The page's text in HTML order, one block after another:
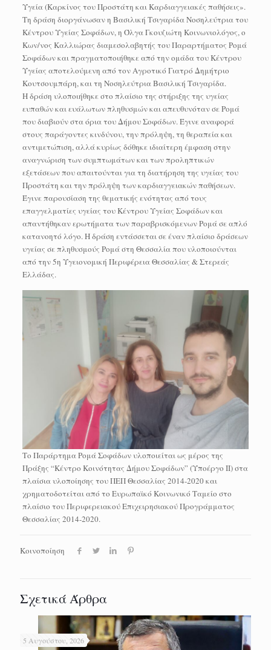
Υγεία (Καρκίνος του Προστάτη και Καρδιαγγειακές παθήσεις».
Τη δράση διοργάνωσαν η Βασιλική Τσιγαρίδα Νοσηλεύτρια του
Κέντρου Υγείας Σοφάδων, η Όλγα Γκουζιώτη Κοινωνιολόγος, ο
Κων/νος Καλλιώρας διαμεσολαβητής του Παραρτήματος Ρομά
Σοφάδων και πραγματοποιήθηκε από την ομάδα του Κέντρου
Υγείας αποτελούμενη από τον Αγροτικό Γιατρό Δημήτριο
Κουτσουμπάρη, και τη Νοσηλεύτρια Βασιλική Τσιγαρίδα.
Η δράση υλοποιήθηκε στο πλαίσιο της στήριξης της υγείας
ευπαθών και ευάλωτων πληθυσμών και απευθυνόταν σε Ρομά
που διαβιούν στα όρια του Δήμου Σοφάδων. Έγινε αναφορά
στους παράγοντες κινδύνου, την πρόληψη, τη θεραπεία και
αντιμετώπιση, αλλά κυρίως δόθηκε ιδιαίτερη έμφαση στην
αναγνώριση των συμπτωμάτων και των προληπτικών
εξετάσεων που απαιτούνται για τη διατήρηση της υγείας του
Προστάτη και την πρόληψη των καρδιαγγειακών παθήσεων.
Έγινε παρουσίαση της θεματικής ενότητας από τους
επαγγελματίες υγείας του Κέντρου Υγείας Σοφάδων και
απαντήθηκαν ερωτήματα των παραβρισκόμενων Ρομά σε απλό
κατανοητό λόγο. Η δράση εντάσσεται σε έναν πλαίσιο δράσεων
υγείας σε πληθυσμούς Ρομά στη Θεσσαλία που υλοποιούνται
από την 5η Υγειονομική Περιφέρεια Θεσσαλίας & Στερεάς
Ελλάδας.
Το Παράρτημα Ρομά Σοφάδων υλοποιείται ως μέρος της
Πράξης “Κέντρο Κοινότητας Δήμου Σοφάδων” (Υποέργο ΙΙ) στα
πλαίσια υλοποίησης του ΠΕΠ Θεσσαλίας 2014-2020 και
χρηματοδοτείται από το Ευρωπαϊκό Κοινωνικό Ταμείο στο
πλαίσιο του Περιφερειακού Επιχειρησιακού Προγράμματος
Θεσσαλίας 2014-2020.
Κοινοποίηση
Σχετικά Άρθρα
5 Αυγούστου, 2026